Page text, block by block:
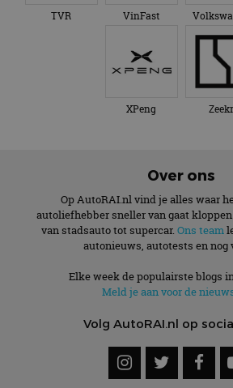
TVR VinFast
XPeng Zeekr
Over ons
Op AutoRAI.nl vind je alles waar
autoliefhebber sneller van gaat
van stadsauto tot supercar. Ons team
autonieuws, autotests en nog
Elke week de populairste blogs
Meld je aan voor de
Volg AutoRAI.nl op